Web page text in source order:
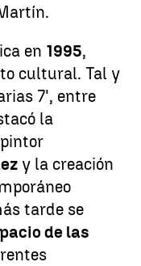
en 1995,
cultural. Tal y
7', entre
la
y la creación
tarde se
de las